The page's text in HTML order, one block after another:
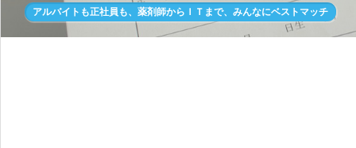
アルバイトも正社員も、薬剤師からＩＴまで、みんなにベストマッチ